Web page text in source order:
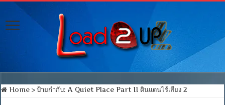
Home > ป้ายกำกับ:A Quiet Place Part II ดินแดนไร้เสียง 2